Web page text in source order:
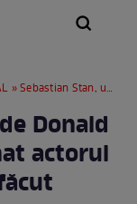
» Sebastian Stan, umilit de Donald Trump! Cum a reacționat actorul român, după ce a fost făcut ”gunoi uman”
Donald
actorul